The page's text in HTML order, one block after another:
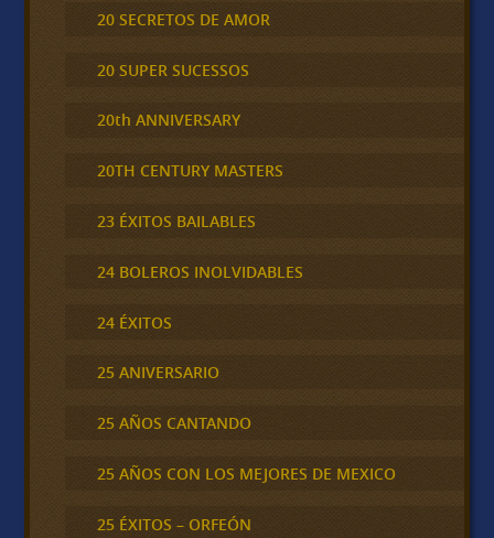
20 SECRETOS DE AMOR
20 SUPER SUCESSOS
20th ANNIVERSARY
20TH CENTURY MASTERS
23 ÉXITOS BAILABLES
24 BOLEROS INOLVIDABLES
24 ÉXITOS
25 ANIVERSARIO
25 AÑOS CANTANDO
25 AÑOS CON LOS MEJORES DE MEXICO
25 ÉXITOS – ORFEÓN